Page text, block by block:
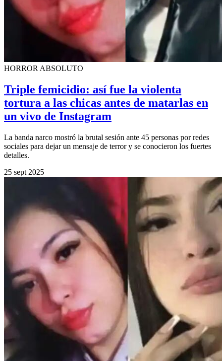
HORROR ABSOLUTO
Triple femicidio: así fue la violenta
tortura a las chicas antes de matarlas en
un vivo de Instagram
La banda narco mostró la brutal sesión ante 45 personas por redes
sociales para dejar un mensaje de terror y se conocieron los fuertes
detalles.
25 sept 2025